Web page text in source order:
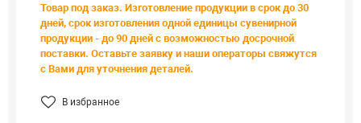
Товар под заказ. Изготовление продукции в срок до 30
дней, срок изготовления одной единицы сувенирной
продукции - до 90 дней с возможностью досрочной
поставки. Оставьте заявку и наши операторы свяжутся
с Вами для уточнения деталей.
В избранное